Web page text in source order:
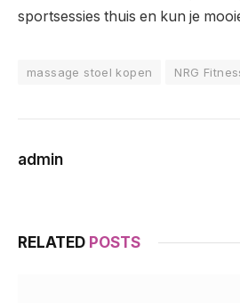
sportsessies thuis en kun je
massage stoel kopen NRG
admin
RELATED POSTS